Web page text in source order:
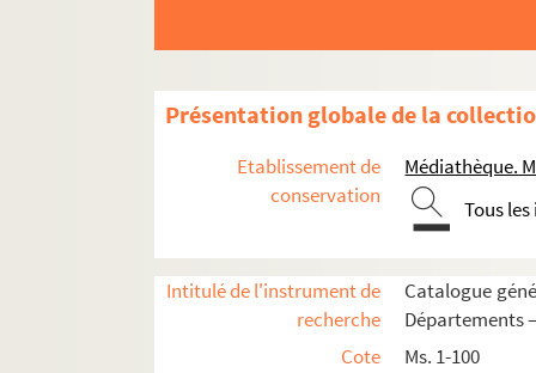
Présentation globale de la
Etablissement de
conservation
Médiathèque.
Tous
Intitulé de l'instrument de
recherche
Catalogue
Départements
Cote
Ms. 1-100
Fol. 279 vo. )
Fol. 284. « Hester »
Fol. 288 vo. « Tobie »
Fol. 291 vo. « Prefatio in Judith »